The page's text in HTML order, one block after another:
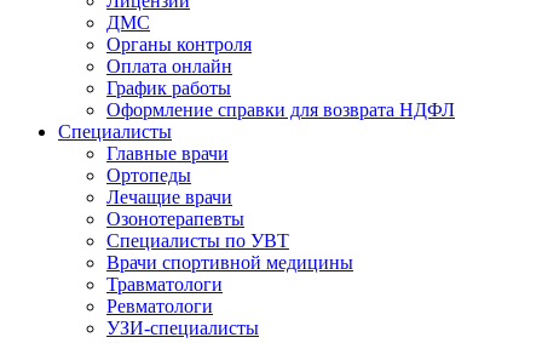
ДМС
Органы контроля
Оплата онлайн
График работы
Оформление справки для возврата НДФЛ
Специалисты
Главные врачи
Ортопеды
Лечащие врачи
Озонотерапевты
Специалисты по УВТ
Врачи спортивной медицины
Травматологи
Ревматологи
УЗИ-специалисты